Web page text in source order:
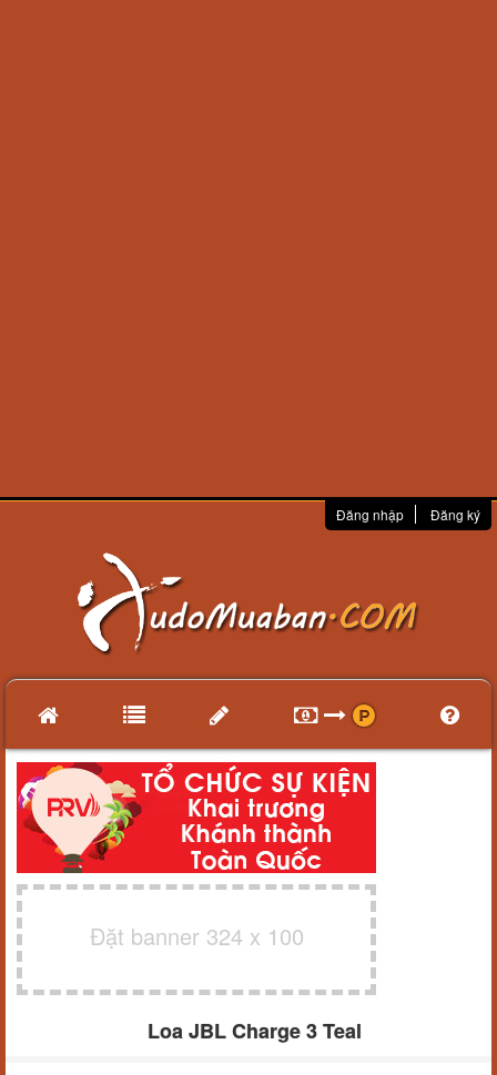
Đăng nhập Đăng ký
Đặt banner 324 x 100
Loa JBL Charge 3 Teal